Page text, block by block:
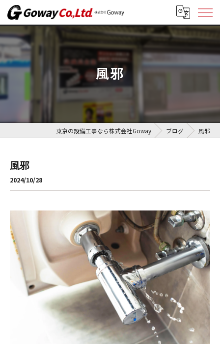
風邪
東京の設備工事なら株式会社Goway ブログ 風邪
風邪
2024/10/28